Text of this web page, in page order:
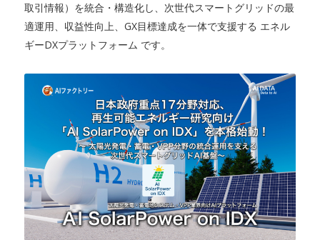
取引情報）を統合・構造化し、次世代スマートグリッドの最
適運用、収益性向上、GX目標達成を一体で支援する エネル
ギーDXプラットフォーム です。